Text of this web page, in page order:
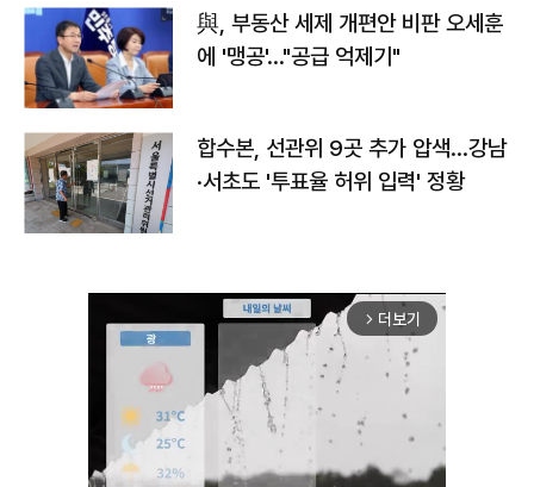
與, 부동산 세제 개편안 비판 오세훈
에 '맹공'…"공급 억제기"
합수본, 선관위 9곳 추가 압색…강남
·서초도 '투표율 허위 입력' 정황
arrow_forward_ios 더보기